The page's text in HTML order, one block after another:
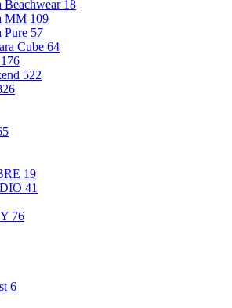
Beachwear 18
MM 109
Pure 57
Cube 64
176
522
19
41
76
6